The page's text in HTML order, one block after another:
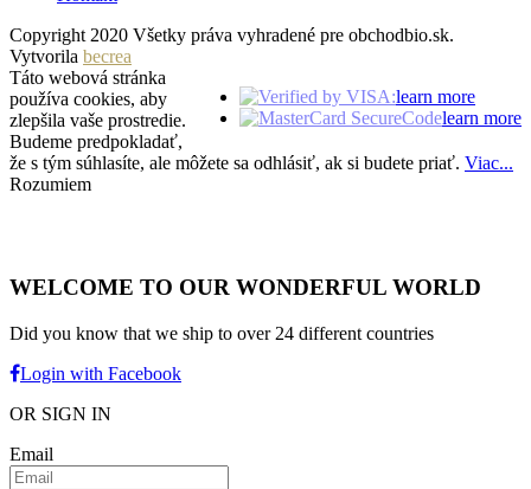
Copyright 2020 Všetky práva vyhradené pre obchodbio.sk.
Vytvorila becrea
learn more
learn more
Táto webová stránka
používa cookies, aby
zlepšila vaše prostredie.
Budeme predpokladať,
že s tým súhlasíte, ale môžete sa odhlásiť, ak si budete priať. Viac...
Rozumiem
WELCOME TO OUR WONDERFUL WORLD
Did you know that we ship to over 24 different countries
Login with Facebook
OR SIGN IN
Email